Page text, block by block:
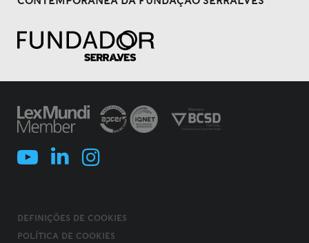
DEFINIÇÕES DE COOKIES
POLÍTICA DE COOKIES